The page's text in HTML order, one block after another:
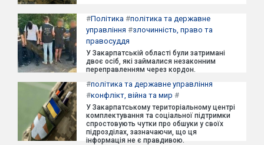
#Політика #політика та державне
управління #злочинність, право та
правосуддя
У Закарпатській області були затримані
двоє осіб, які займалися незаконним
переправленням через кордон.
#політика та державне управління
#конфлікт, війна та мир #
У Закарпатському територіальному центрі
комплектування та соціальної підтримки
спростовують чутки про обшуки у своїх
підрозділах, зазначаючи, що ця
інформація не є правдивою.